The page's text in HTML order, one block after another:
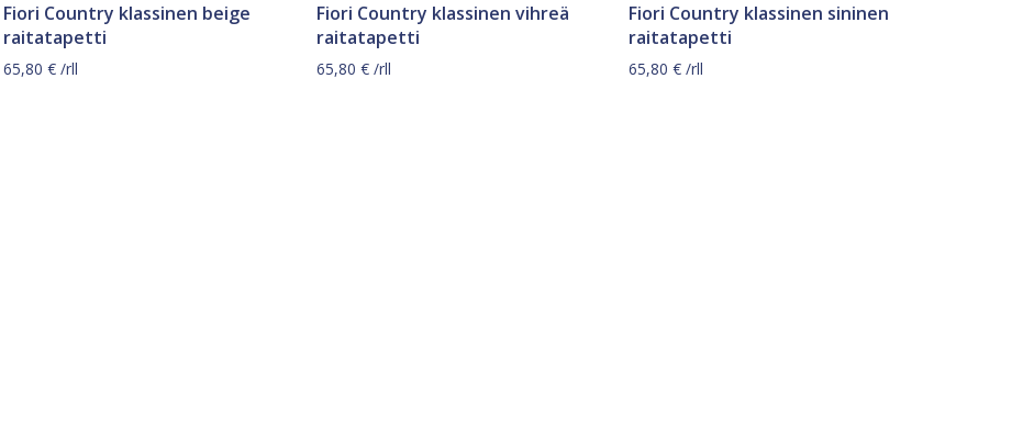
Fiori Country klassinen beige
raitatapetti
65,80€ /rll
Fiori Country klassinen vihreä
raitatapetti
65,80 €/rll
Fiori Country klassinen sininen
raitatapetti
65,80€ /rll